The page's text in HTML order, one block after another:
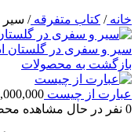
خانه/ کتاب متفرقه/ سیر
سیر و سفری در گلستان
بازگشت به محصولات
عبارت از چیست
0 نفر در حال مشاهده